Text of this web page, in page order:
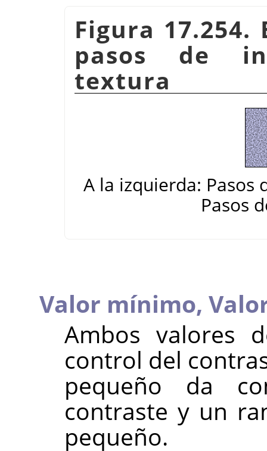
Figura
pasos de
textura
A la izquierda: Pasos
Pasos
Valor mínimo,
Ambos valores
control del
pequeño da
contraste y un
pequeño.